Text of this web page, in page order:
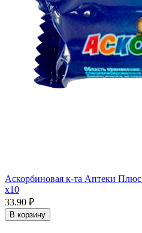
Аскорбиновая к-та Аптеки
x10
33.90 ₽
В корзину